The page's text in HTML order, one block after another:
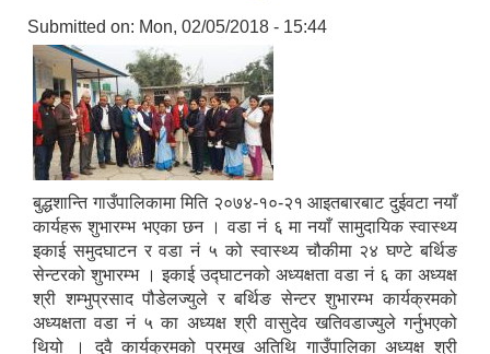
Submitted on: Mon, 02/05/2018 - 15:44
बुद्धशान्ति गाउँपालिकामा मिति २०७४-१०-२१ आइतबारबाट दुईवटा नयाँ
कार्यहरू शुभारम्भ भएका छन । वडा नं ६ मा नयाँ सामुदायिक स्वास्थ्य
इकाई समुदघाटन र वडा नं ५ को स्वास्थ्य चौकीमा २४ घण्टे बर्थिङ
सेन्टरको शुभारम्भ । इकाई उद्घाटनको अध्यक्षता वडा नं ६ का अध्यक्ष
श्री शम्भुप्रसाद पौडेलज्युले र बर्थिङ सेन्टर शुभारम्भ कार्यक्रमको
अध्यक्षता वडा नं ५ का अध्यक्ष श्री वासुदेव खतिवडाज्युले गर्नुभएको
थियो । दुवै कार्यक्रमको प्रमुख अतिथि गाउँपालिका अध्यक्ष श्री